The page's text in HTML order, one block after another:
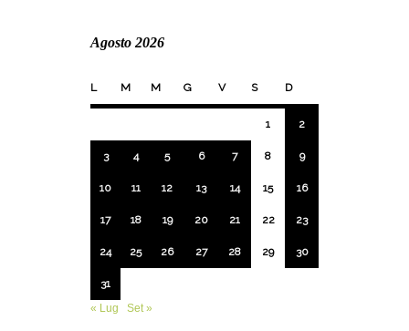
Agosto 2026
L M M G V S D
1 2
3 4 5 6 7 8 9
10 11 12 13 14 15 16
17 18 19 20 21 22 23
24 25 26 27 28 29 30
31
« Lug
Set »